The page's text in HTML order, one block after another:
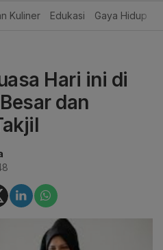
Kuliner Edukasi Gaya Hidup
Hari ini di
dan